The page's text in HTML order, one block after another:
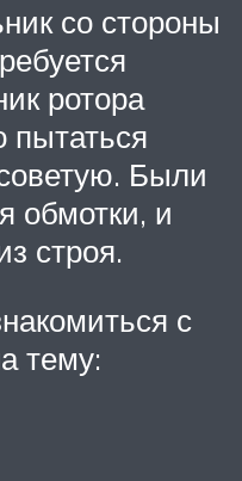
со стороны
ротора
пытаться
Были
обмотки, и
строя.
с
тему: